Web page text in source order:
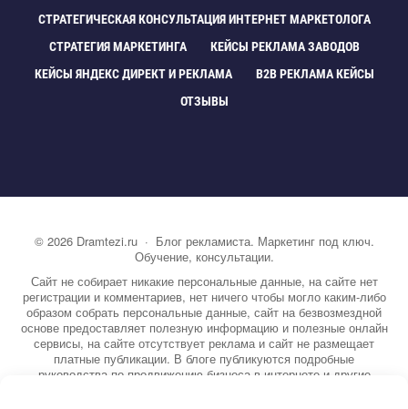
СТРАТЕГИЧЕСКАЯ КОНСУЛЬТАЦИЯ ИНТЕРНЕТ МАРКЕТОЛОГА
СТРАТЕГИЯ МАРКЕТИНГА
КЕЙСЫ РЕКЛАМА ЗАВОДО
КЕЙСЫ ЯНДЕКС ДИРЕКТ И РЕКЛАМА
B2B РЕКЛАМА КЕЙСЫ
ОТЗЫВЫ
© 2026 Dramtezi.ru· Блог рекламиста. Маркетинг под ключ.
Обучение, консультации.
Сайт не собирает никакие персональные данные, на сайте нет
регистрации и комментариев, нет ничего чтобы могло каким-либо
образом собрать персональные данные, сайт на безвозмездной
основе предоставляет полезную информацию и полезные онлайн
сервисы, на сайте отсутствует реклама и сайт не размещает
платные публикации. В блоге публикуются подробные
руководства по продвижению бизнеса в интернете и другие